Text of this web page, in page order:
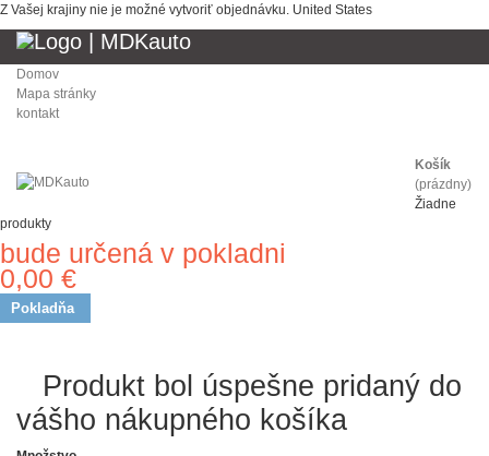
Z Vašej krajiny nie je možné vytvoriť objednávku. United States
Domov
Mapa stránky
kontakt
Košík
(prázdny)
Žiadne
produkty
bude určená v pokladni
0,00 €
Pokladňa
Produkt bol úspešne pridaný
do vášho nákupného košíka
Množstvo